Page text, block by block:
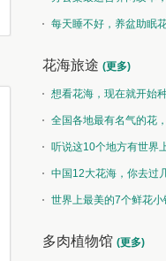
眼！每天睡不好，养盆助眠
花海旅途 (更多)
想看花海，现在就开始
全国各地最有名气的花
么花儿！
听说这10个地方有世界
中国12大花海，你去过
世界上最美的7个鲜花
多肉植物馆 (更多)